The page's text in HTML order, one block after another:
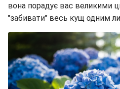
вона порадує вас великими
"забивати" весь кущ одним